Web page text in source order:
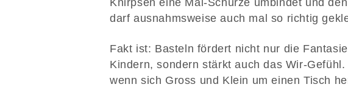
Knirpsen eine Mal-Schürze umbindet und
darf ausnahmsweise auch mal so richtig
Fakt ist: Basteln fördert nicht nur die
Kindern, sondern stärkt auch das Wir-
wenn sich Gross und Klein um einen Tisch